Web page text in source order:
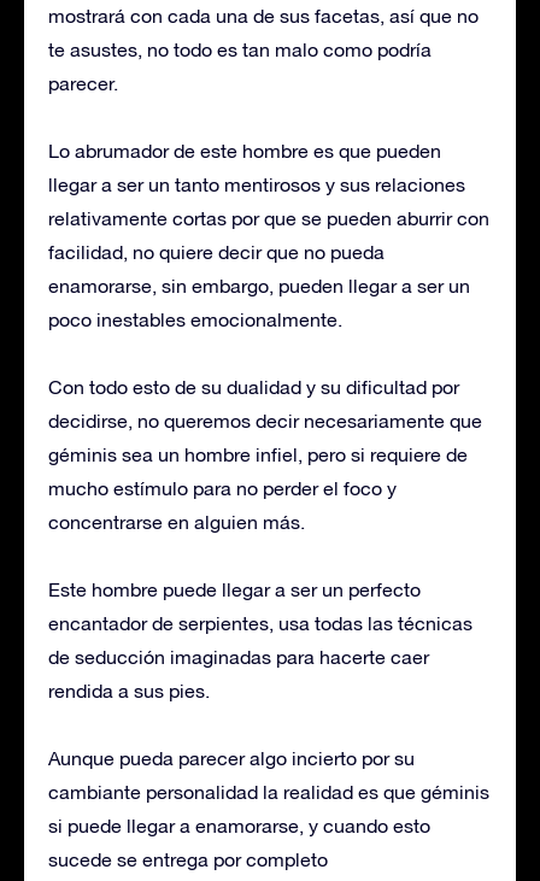
mostrará con cada una de sus facetas, así que no
te asustes, no todo es tan malo como podría
parecer.
Lo abrumador de este hombre es que pueden
llegar a ser un tanto mentirosos y sus relaciones
relativamente cortas por que se pueden aburrir con
facilidad, no quiere decir que no pueda
enamorarse, sin embargo, pueden llegar a ser un
poco inestables emocionalmente.
Con todo esto de su dualidad y su dificultad por
decidirse, no queremos decir necesariamente que
géminis sea un hombre infiel, pero si requiere de
mucho estímulo para no perder el foco y
concentrarse en alguien más.
Este hombre puede llegar a ser un perfecto
encantador de serpientes, usa todas las técnicas
de seducción imaginadas para hacerte caer
rendida a sus pies.
Aunque pueda parecer algo incierto por su
cambiante personalidad la realidad es que géminis
si puede llegar a enamorarse, y cuando esto
sucede se entrega por completo